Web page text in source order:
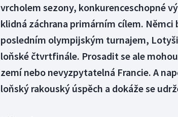
vrcholem sezony, konkurenceschopné
klidná záchrana primárním cílem. Němci
posledním olympijským turnajem,
loňské čtvrtfinále. Prosadit se ale
zemí nebo nevyzpytatelná Francie. A
loňský rakouský úspěch a dokáže se